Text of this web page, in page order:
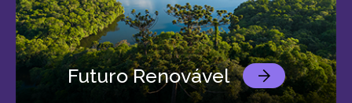
Futuro Renovável